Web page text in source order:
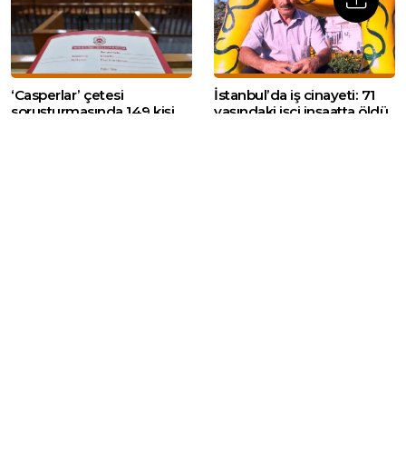
‘Casperlar’ çetesi
soruşturmasında 149 kişi
İstanbul’da iş cinayeti: 71
yaşındaki işçi inşaatta öldü